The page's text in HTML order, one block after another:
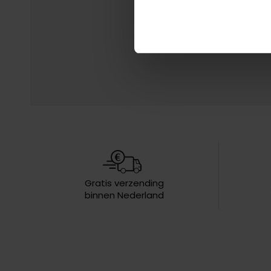
Gratis verzending
binnen Nederland